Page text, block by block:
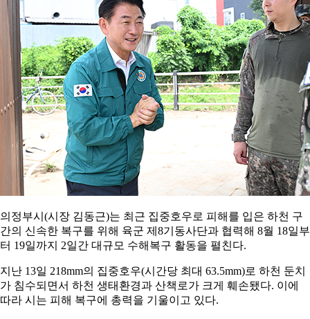
의정부시(시장 김동근)는 최근 집중호우로 피해를 입은 하천 구
간의 신속한 복구를 위해 육군 제8기동사단과 협력해 8월 18일부
터 19일까지 2일간 대규모 수해복구 활동을 펼친다.
지난 13일 218mm의 집중호우(시간당 최대 63.5mm)로 하천 둔치
가 침수되면서 하천 생태환경과 산책로가 크게 훼손됐다. 이에
따라 시는 피해 복구에 총력을 기울이고 있다.